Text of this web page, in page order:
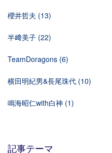
櫻井哲夫 (13)
半﨑美子 (22)
TeamDoragons (6)
横田明紀男&長尾珠代 (10)
鳴海昭仁with白神 (1)
記事テーマ